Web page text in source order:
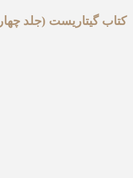
کتاب گیتاریست (جلد